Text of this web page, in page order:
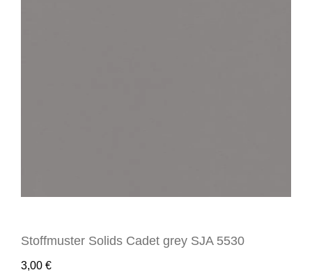
Stoffmuster Solids Cadet grey SJA 5530
3,00 €